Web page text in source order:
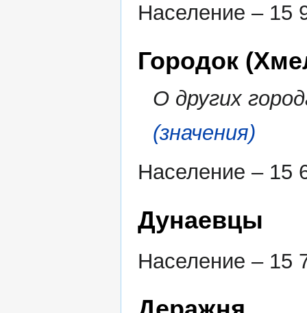
Население – 15
Городок
О других
(значения)
Население – 15
Дунаевцы
Население – 15